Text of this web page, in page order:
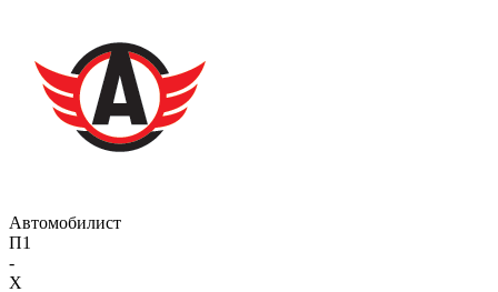
Автомобилист
П1
-
X